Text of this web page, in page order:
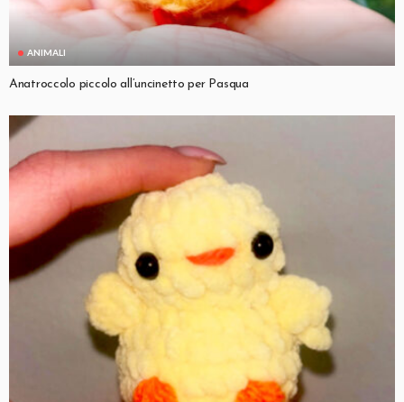
ANIMALI
Anatroccolo piccolo all’uncinetto per Pasqua